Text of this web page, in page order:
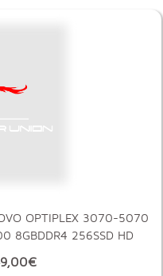
OPTIPLEX 3070-5070
8GBDDR4 256SSD HD